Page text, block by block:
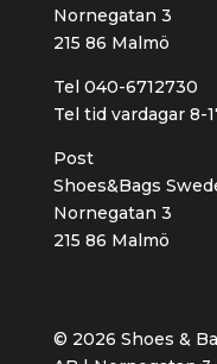
Nornegatan 3
215 86 Malmö
Tel 040-6712730
Tel tid vardagar 8-
Post
Shoes&Bags
Nornegatan 3
215 86 Malmö
© 2026 Shoes &